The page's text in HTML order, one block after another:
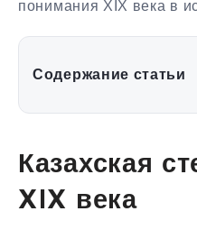
понимания XIX века в
Содержание статьи
Казахская
XIX века